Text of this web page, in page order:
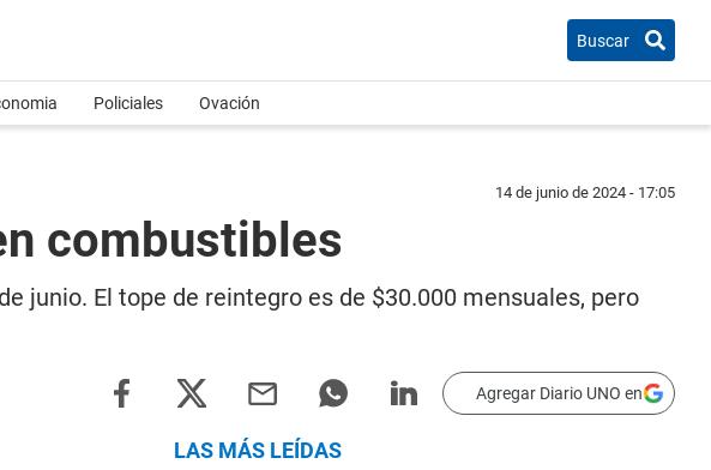
Buscar
Policiales Ovación
14 de junio de 2024 - 17:05
combustibles
junio. El tope de reintegro es de $30.000 mensuales, pero
Agregar Diario UNO en
LAS MÁS LEÍDAS